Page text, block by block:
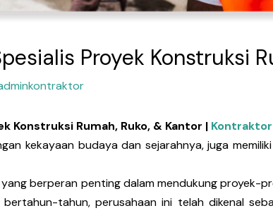
Proyek Konstruksi
Konstruksi Rumah, Ruko, & Kantor |
kekayaan budaya dan sejarahnya, juga
berperan penting dalam mendukung proyek-
bertahun-tahun, perusahaan ini telah dikenal